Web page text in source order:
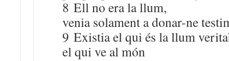
8 Ell no era la llum,
venia solament a donar-ne
9 Existia el qui és la llum
el qui ve al món